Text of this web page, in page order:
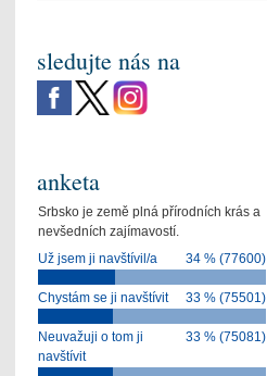
sledujte nás na
anketa
Srbsko je země plná přírodních krás a
nevšedních zajímavostí.
34 % (77600)
Už jsem ji navštívil/a
33 % (75501)
Chystám se ji navštívit
33 % (75081)
Neuvažuji o tom ji
navštívit